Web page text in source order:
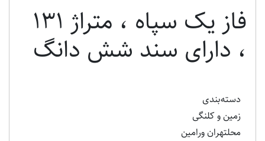
فاز یک سپاه ، متراژ ١٣١
، دارای سند شش دانگ
دسته‌بندی
زمین و کلنگی
محلتهران ورامین